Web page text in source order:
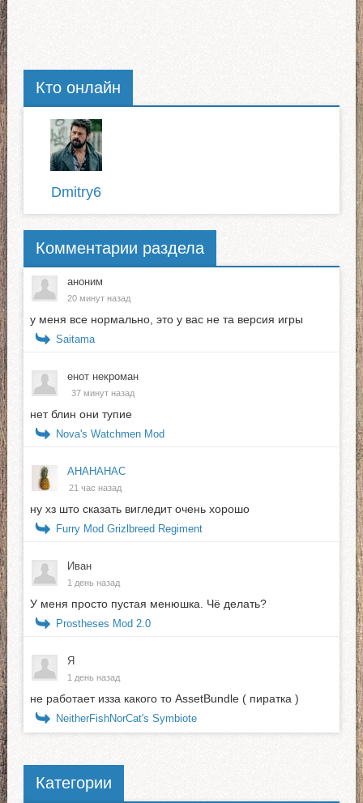
Кто онлайн
Dmitry6
Комментарии раздела
аноним
20 минут назад
у меня все нормально, это у вас не та версия игры
Saitama
енот некроман
37 минут назад
нет блин они тупие
Nova's Watchmen Mod
АНАНАНАС
21 час назад
ну хз што сказать вигледит очень хорошо
Furry Mod Grizlbreed Regiment
Иван
1 день назад
У меня просто пустая менюшка. Чё делать?
Prostheses Mod 2.0
Я
1 день назад
не работает изза какого то AssetBundle ( пиратка )
NeitherFishNorCat's Symbiote
Категории